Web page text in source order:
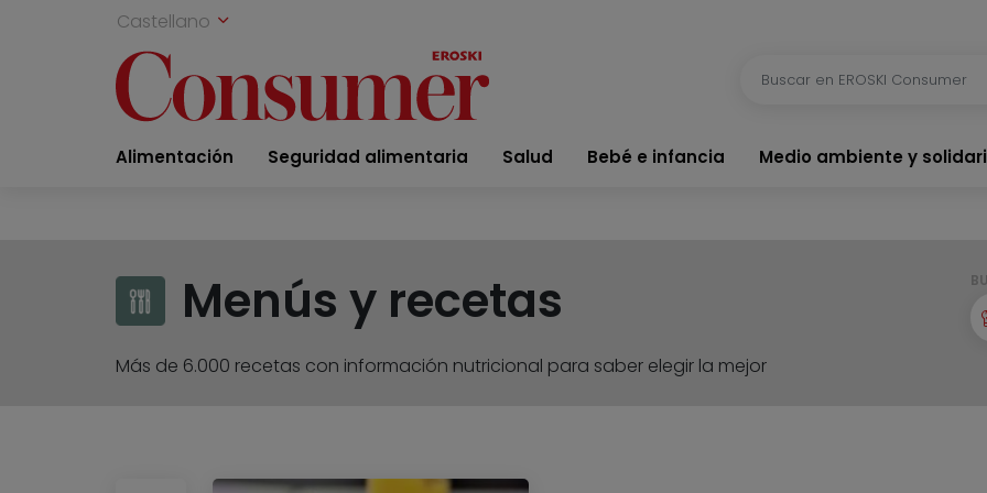
Castellano
Alimentación Seguridad alimentaria Salud Bebé e infancia Medio ambiente y
Menús y recetas
Más de 6.000 recetas con información nutricional para saber elegir la mejor